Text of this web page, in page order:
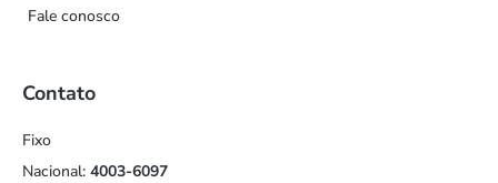
Fale conosco
Contato
Fixo
Nacional: 4003-6097